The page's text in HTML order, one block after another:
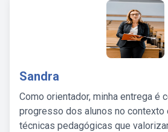
Sandra
Como orientador, minha entrega é
progresso dos alunos no contexto
técnicas pedagógicas que